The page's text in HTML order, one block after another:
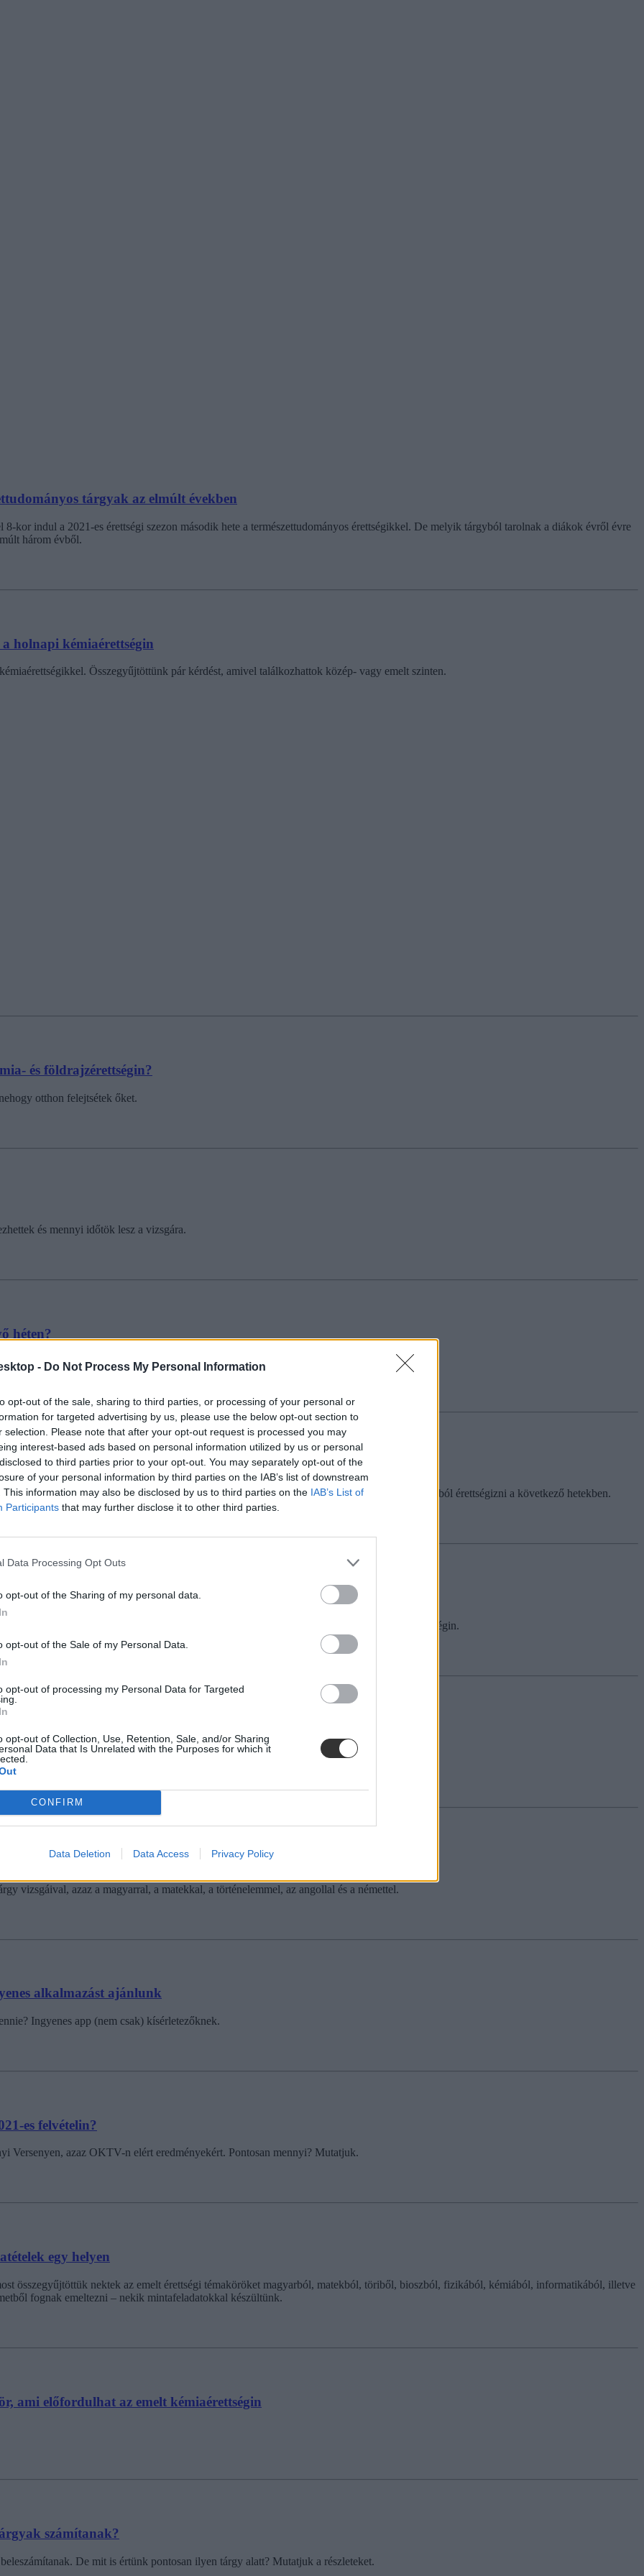
- Do Not Process My Personal Information
opt-out of the sale, sharing to third parties, or processing of your personal or
for targeted advertising by us, please use the below opt-out section to
selection. Please note that after your opt-out request is processed you may
interest-based ads based on personal information utilized by us or personal
to third parties prior to your opt-out. You may separately opt-out of the
of your personal information by third parties on the IAB’s list of downstream
This information may also be disclosed by us to third parties on the IAB’s List of
Participants that may further disclose it to other third parties.
Data Processing Opt Outs
opt-out of the Sharing of my personal data.
opt-out of the Sale of my Personal Data.
opt-out of processing my Personal Data for Targeted
opt-out of Collection, Use, Retention, Sale, and/or Sharing
Data that Is Unrelated with the Purposes for which it
CONFIRM
Data Deletion Data Access Privacy Policy
tárgyak az elmúlt években
kor indul a 2021-es érettségi szezon második hete a természettudományos érettségikkel. De melyik tárgyból tarolnak a diákok évről évre
három évből.
holnapi kémiaérettségin
Összegyűjtöttünk pár kérdést, amivel találkozhattok közép- vagy emelt szinten.
és földrajzérettségin?
otthon felejtsétek őket.
és mennyi időtök lesz a vizsgára.
héten?
magukat a diákok ezen a héten. Mutatjuk, milyen vizsgák lesznek holnaptól.
a következő hetekben is vizsgáztok
alatt. Összegyűjtöttük, hogy mi mindenre lehet szükségetek, ha még fogtok választható tárgyból érettségizni a következő hetekben.
milyen feladatok és témakörök szerepelhetnek a középszintű kémia-, biológia- és földrajzérettségin.
kapcsolatban felmerülő legfontosabb részleteket tisztázzuk.
2021-es érettségi menetrendje
vizsgáival, azaz a magyarral, a matekkal, a történelemmel, az angollal és a némettel.
alkalmazást ajánlunk
Ingyenes app (nem csak) kísérletezőknek.
es felvételin?
Versenyen, azaz OKTV-n elért eredményekért. Pontosan mennyi? Mutatjuk.
egy helyen
összegyűjtöttük nektek az emelt érettségi témaköröket magyarból, matekból, töriből, bioszból, fizikából, kémiából, informatikából, illetve
fognak emeltezni – nekik mintafeladatokkal készültünk.
ami előfordulhat az emelt kémiaérettségin
számítanak?
De mit is értünk pontosan ilyen tárgy alatt? Mutatjuk a részleteket.